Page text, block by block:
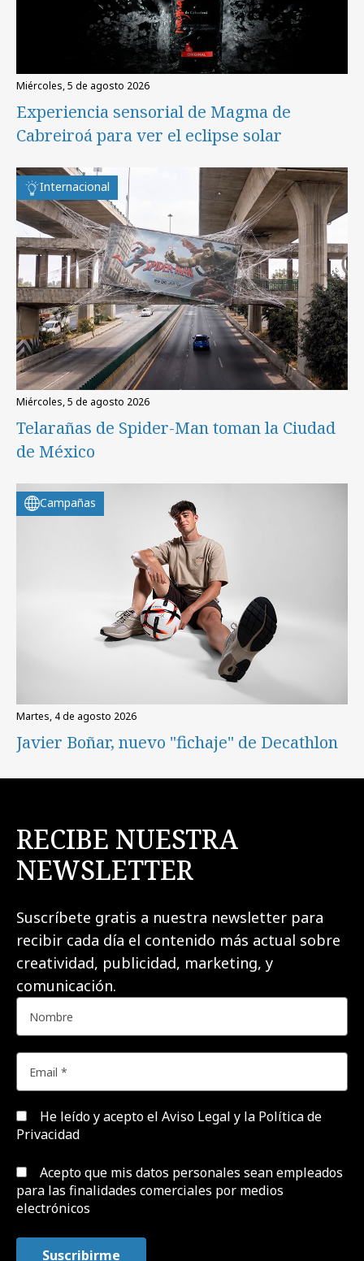
miércoles, 5 de agosto 2026
Experiencia sensorial de Magma de
Cabreiroá para ver el eclipse solar
Internacional
miércoles, 5 de agosto 2026
Telarañas de Spider-Man toman la Ciudad
de México
Campañas
martes, 4 de agosto 2026
Javier Boñar, nuevo "fichaje" de Decathlon
RECIBE NUESTRA
NEWSLETTER
Suscríbete gratis a nuestra newsletter para
recibir cada día el contenido más actual sobre
creatividad, publicidad, marketing, y
comunicación.
He leído y acepto el Aviso Legal y la Política de
Privacidad
Acepto que mis datos personales sean empleados
para las finalidades comerciales por medios
electrónicos